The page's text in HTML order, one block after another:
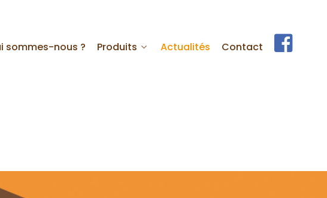
sommes-nous ? Produits Actualités Contact